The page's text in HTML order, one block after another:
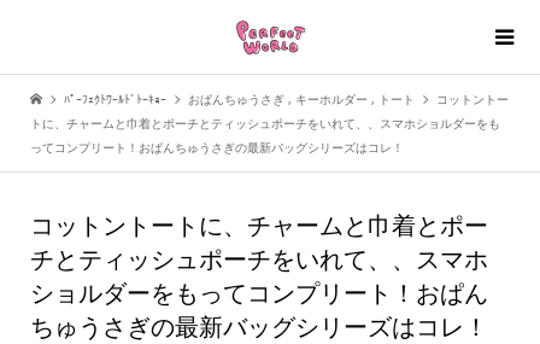
ﾊﾟｰﾌｪｸﾄﾜｰﾙﾄﾞﾄｰｷｮｰ おぱんちゅうさぎ , キーホルダー , トート
コットントー
トに、チャームと巾着とポーチとティッシュポーチをいれて、、スマホショルダーをも
ってコンプリート！おぱんちゅうさぎの最新バッグシリーズはコレ！
コットントートに、チャームと巾着とポー
チとティッシュポーチをいれて、、スマホ
ショルダーをもってコンプリート！おぱん
ちゅうさぎの最新バッグシリーズはコレ！